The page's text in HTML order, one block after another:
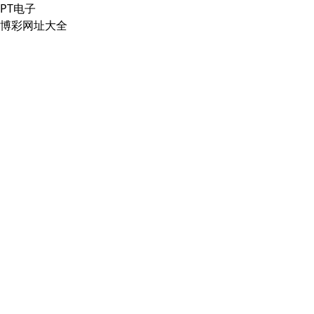
PT电子
博彩网址大全